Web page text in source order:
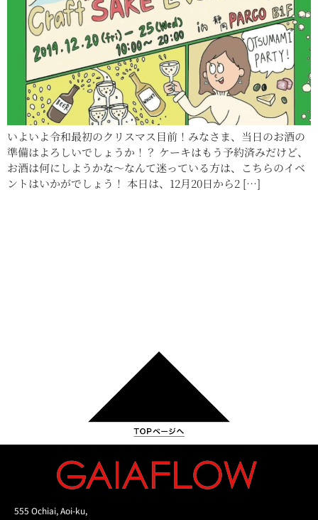
いよいよ令和最初のクリスマス目前！みなさま、当日のお酒の
準備はよろしいでしょうか！？ ケーキはもう予約済みだけど、
お酒は何にしようかな〜なんて迷っている方は、こちらのイベ
ントはいかがでしょう！ 本日は、12月20日から2 […]
555 Ochiai, Aoi-ku,